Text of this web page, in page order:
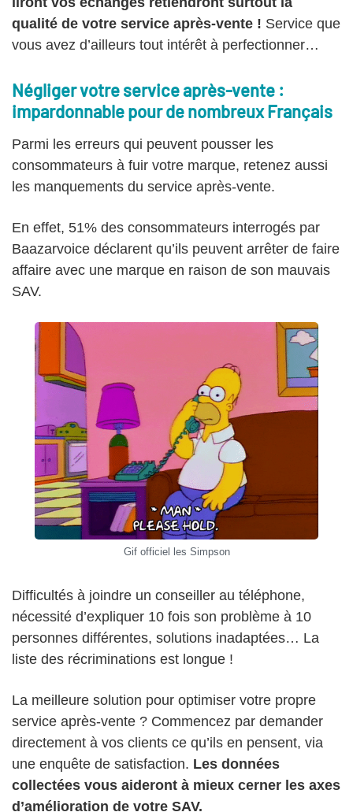
qualité de votre service après-vente ! Service que
vous avez d’ailleurs tout intérêt à perfectionner…
Négliger votre service après-vente :
impardonnable pour de nombreux Français
Parmi les erreurs qui peuvent pousser les
consommateurs à fuir votre marque, retenez aussi
les manquements du service après-vente.
En effet, 51% des consommateurs interrogés par
Baazarvoice déclarent qu’ils peuvent arrêter de faire
affaire avec une marque en raison de son mauvais
SAV.
Gif officiel les Simpson
Difficultés à joindre un conseiller au téléphone,
nécessité d’expliquer 10 fois son problème à 10
personnes différentes, solutions inadaptées… La
liste des récriminations est longue !
La meilleure solution pour optimiser votre propre
service après-vente ? Commencez par demander
directement à vos clients ce qu’ils en pensent, via
une enquête de satisfaction. Les données
collectées vous aideront à mieux cerner les axes
d’amélioration de votre SAV.